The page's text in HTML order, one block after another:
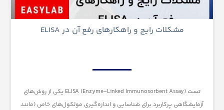
مشکلات رایج و راهکارهای رفع آن در ELISA
تست ELISA (Enzyme-Linked Immunosorbent Assay) یکی از روش‌های
آزمایشگاهی پرکاربرد برای شناسایی و اندازه‌گیری مولکول‌های خاص (مانند